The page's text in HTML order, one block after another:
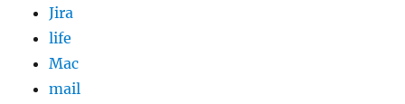
Jira
life
Mac
mail